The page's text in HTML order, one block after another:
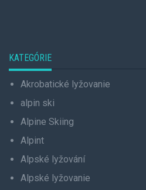
KATEGÓRIE
Akrobatické lyžovanie
alpin ski
Alpine Skiing
Alpint
Alpské lyžování
Alpské lyžovanie